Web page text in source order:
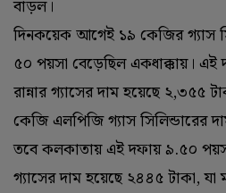
বাড়ল।
দিনকয়েক আগেই ১৯ কেজির গ্যাস
৫০ পয়সা বেড়েছিল একধাক্কায়।
রান্নার গ্যাসের দাম হয়েছে ২,৩৫৫
কেজি এলপিজি গ্যাস সিলিন্ডারের
তবে কলকাতায় এই দফায় ৯.৫০
গ্যাসের দাম হয়েছে ২৪৪৫ টাকা,